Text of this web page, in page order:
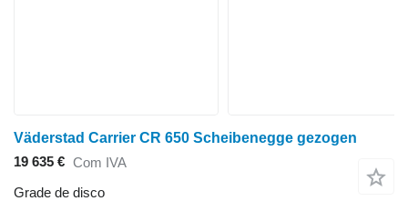
Väderstad Carrier CR 650 Scheibenegge gezogen
19 635 € Com IVA
Grade de disco